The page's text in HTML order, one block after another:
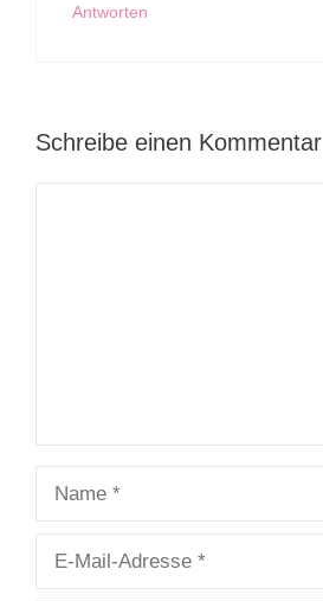
Antworten
Schreibe einen Kommentar